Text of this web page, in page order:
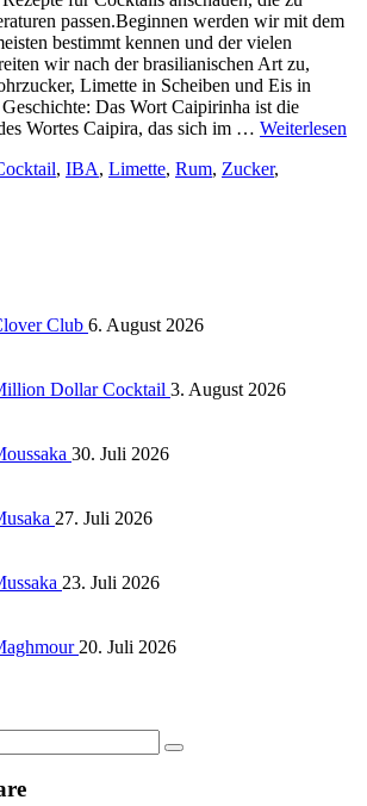
passen.Beginnen werden wir mit dem
bestimmt kennen und der vielen
wir nach der brasilianischen Art zu,
Limette in Scheiben und Eis in
Das Wort Caipirinha ist die
Wortes Caipira, das sich im … Weiterlesen
, IBA, Limette, Rum, Zucker,
Club 6. August 2026
Dollar Cocktail 3. August 2026
30. Juli 2026
27. Juli 2026
23. Juli 2026
20. Juli 2026